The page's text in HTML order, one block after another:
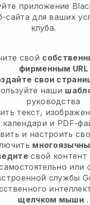
приложение
сайта для ваших
клуба.
свой
фирменным URL
свои
наши
руководства
текст,
календари и PDF-
и настроить
свой контент
службы
щелчком мыши .